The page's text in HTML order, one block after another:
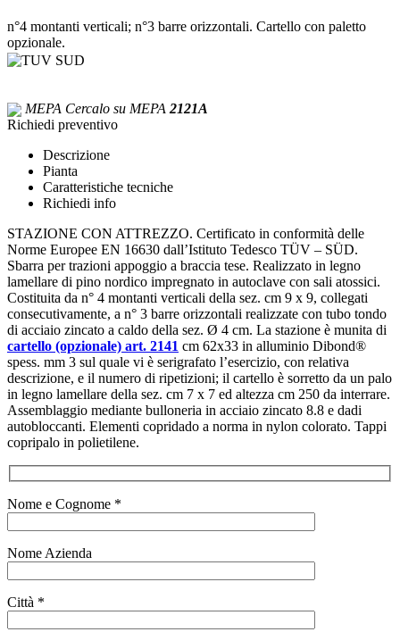
n°4 montanti verticali; n°3 barre orizzontali. Cartello con paletto
opzionale.
MEPA Cercalo su MEPA 2121A
Richiedi preventivo
Descrizione
Pianta
Caratteristiche tecniche
Richiedi info
STAZIONE CON ATTREZZO. Certificato in conformità delle
Norme Europee EN 16630 dall’Istituto Tedesco TÜV – SÜD.
Sbarra per trazioni appoggio a braccia tese. Realizzato in legno
lamellare di pino nordico impregnato in autoclave con sali atossici.
Costituita da n° 4 montanti verticali della sez. cm 9 x 9, collegati
consecutivamente, a n° 3 barre orizzontali realizzate con tubo tondo
di acciaio zincato a caldo della sez. Ø 4 cm. La stazione è munita di
cartello (opzionale) art. 2141 cm 62x33 in alluminio Dibond®
spess. mm 3 sul quale vi è serigrafato l’esercizio, con relativa
descrizione, e il numero di ripetizioni; il cartello è sorretto da un palo
in legno lamellare della sez. cm 7 x 7 ed altezza cm 250 da interrare.
Assemblaggio mediante bulloneria in acciaio zincato 8.8 e dadi
autobloccanti. Elementi copridado a norma in nylon colorato. Tappi
copripalo in polietilene.
Nome e Cognome *
Nome Azienda
Città *